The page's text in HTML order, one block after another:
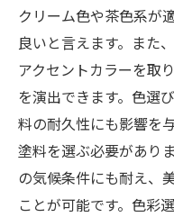
クリーム色や茶色系が
良いと言えます。また
アクセントカラーを取
を演出できます。色選
料の耐久性にも影響を
塗料を選ぶ必要があり
の気候条件にも耐え、
ことが可能です。色彩